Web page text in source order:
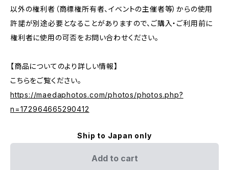
以外の権利者（商標権所有者、イベントの主催者等）からの使用
許諾が別途必要となることがありますので、ご購入・ご利用前に
権利者に使用の可否をお問い合わせください。
【商品についてのより詳しい情報】
こちらをご覧ください。
https://maedaphotos.com/photos/photos.php?
n=172964665290412
Ship to Japan only
Add to cart